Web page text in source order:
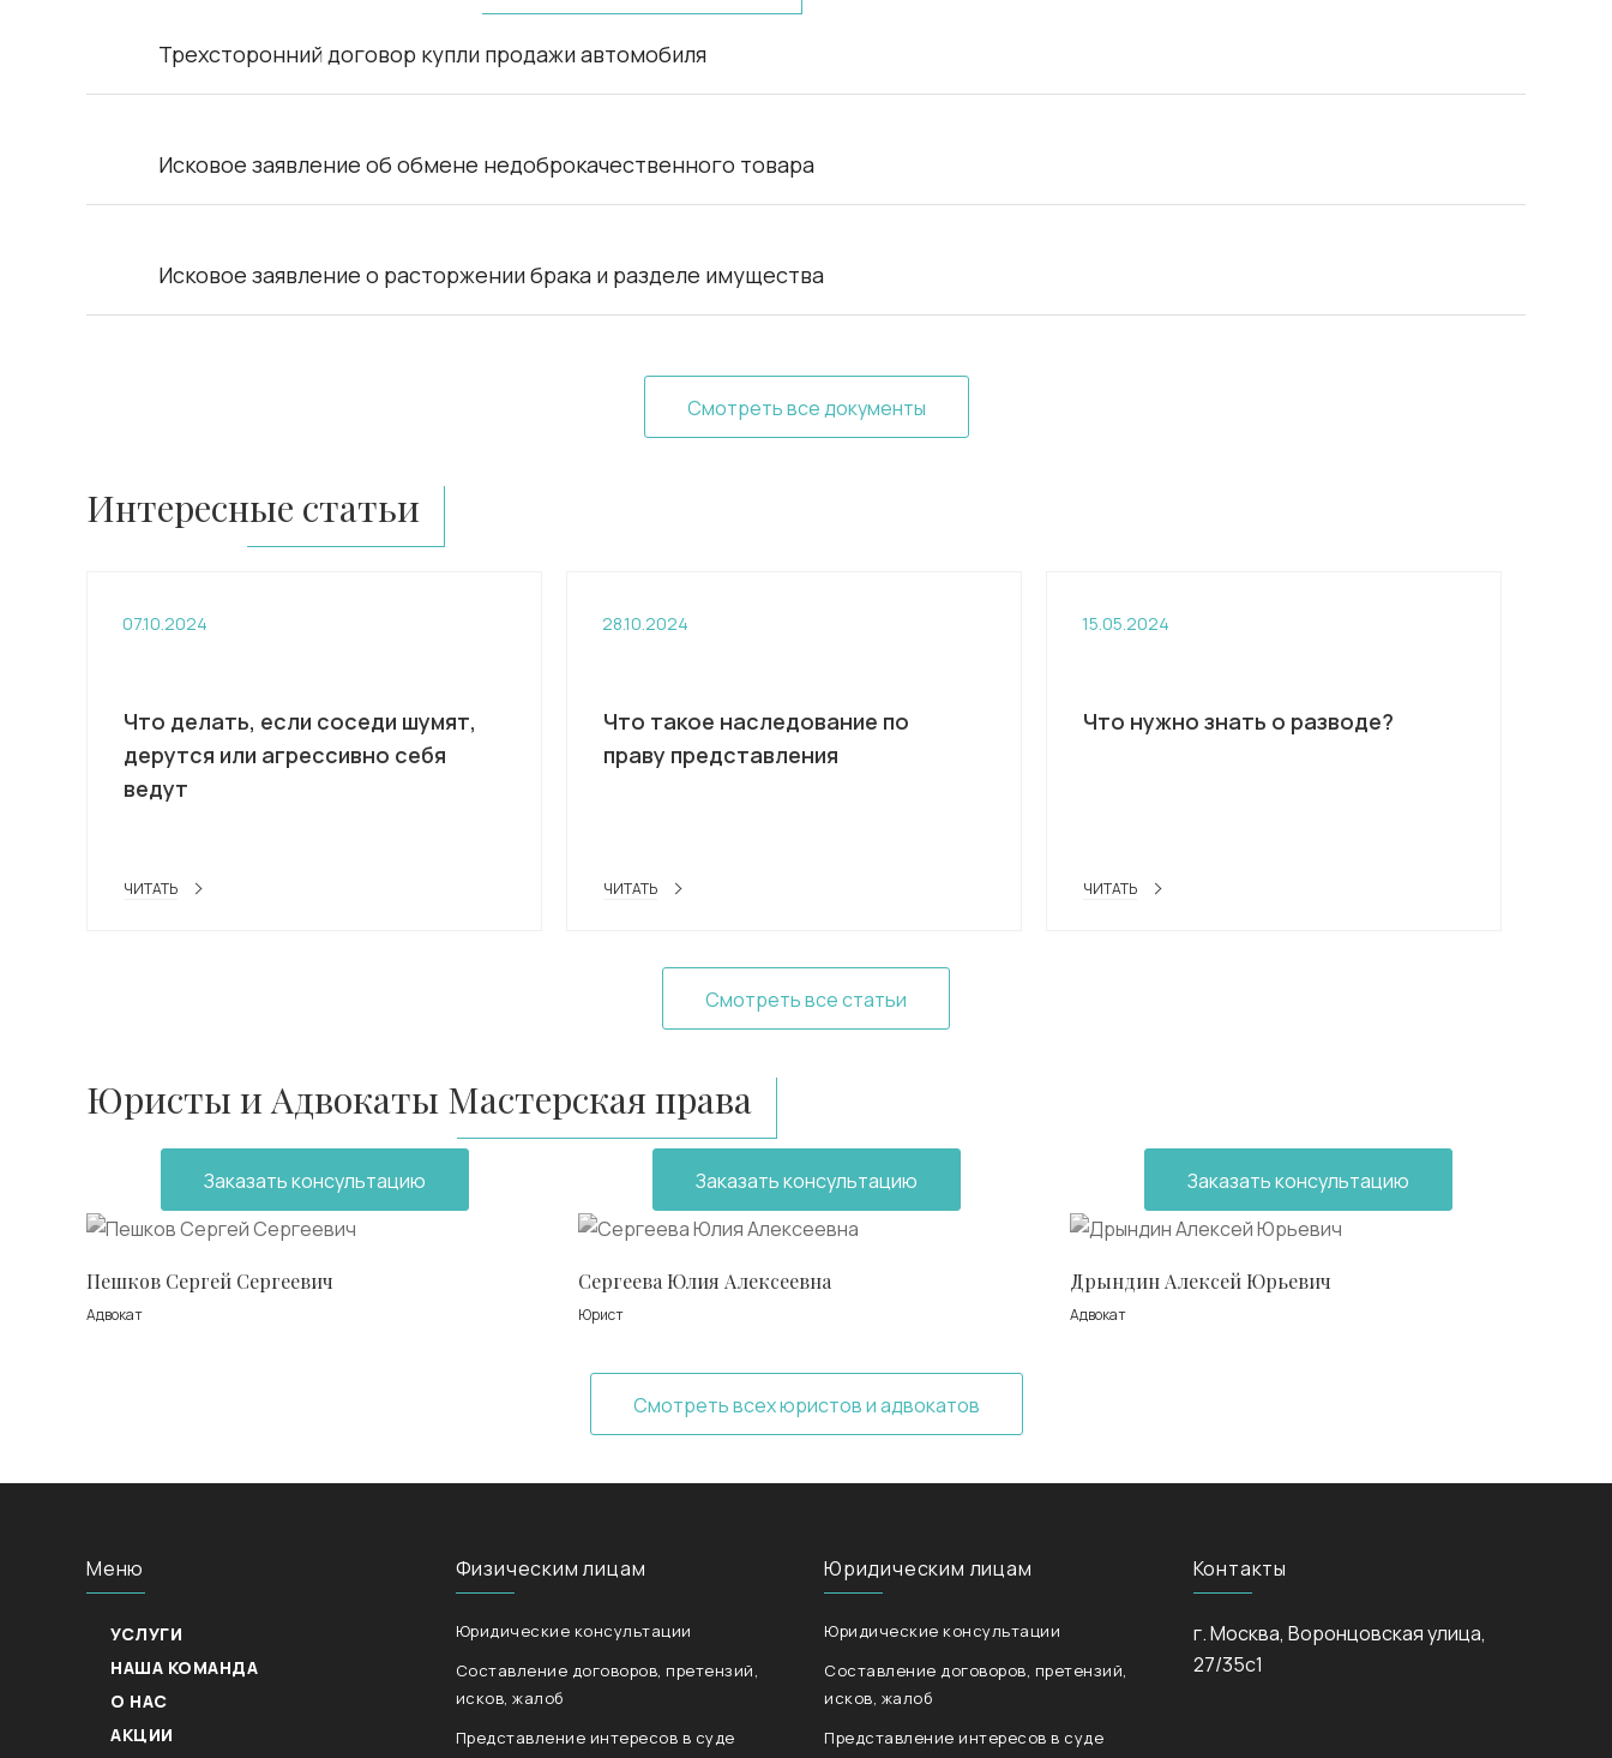
Трехсторонний договор купли продажи автомобиля
Исковое заявление об обмене недоброкачественного товара
Исковое заявление о расторжении брака и разделе имущества
Смотреть все документы
Интересные статьи
07.10.2024
Что делать, если соседи шумят,
дерутся или агрессивно себя
ведут
ЧИТАТЬ
28.10.2024
Что такое наследование по
праву представления
ЧИТАТЬ
15.05.2024
Что нужно знать о разводе?
ЧИТАТЬ
Смотреть все статьи
Юристы и Адвокаты Мастерская права
Пешков Сергей Сергеевич
Адвокат
Заказать консультацию
Сергеева Юлия Алексеевна
Юрист
Заказать консультацию
Дрындин Алексей Юрьевич
Адвокат
Заказать консультацию
Смотреть всех юристов и адвокатов
Меню
УСЛУГИ
НАША КОМАНДА
О НАС
АКЦИИ
Физическим лицам
Юридические консультации
Составление договоров, претензий,
исков, жалоб
Представление интересов в суде
Юридическим лицам
Юридические консультации
Составление договоров, претензий,
исков, жалоб
Представление интересов в суде
Контакты
г. Москва, Воронцовская улица,
27/35с1